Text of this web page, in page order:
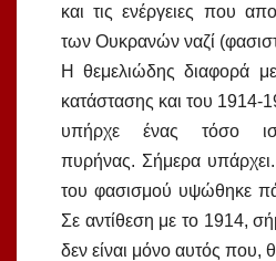
και τις ενέργειες που
των Ουκρανών ναζί
Η θεμελιώδης διαφορά
κατάστασης και του 1914-
υπήρχε ένας τόσο
πυρήνας. Σήμερα
του φασισμού υψώθηκε
Σε αντίθεση με το 1914,
δεν είναι μόνο αυτός που,